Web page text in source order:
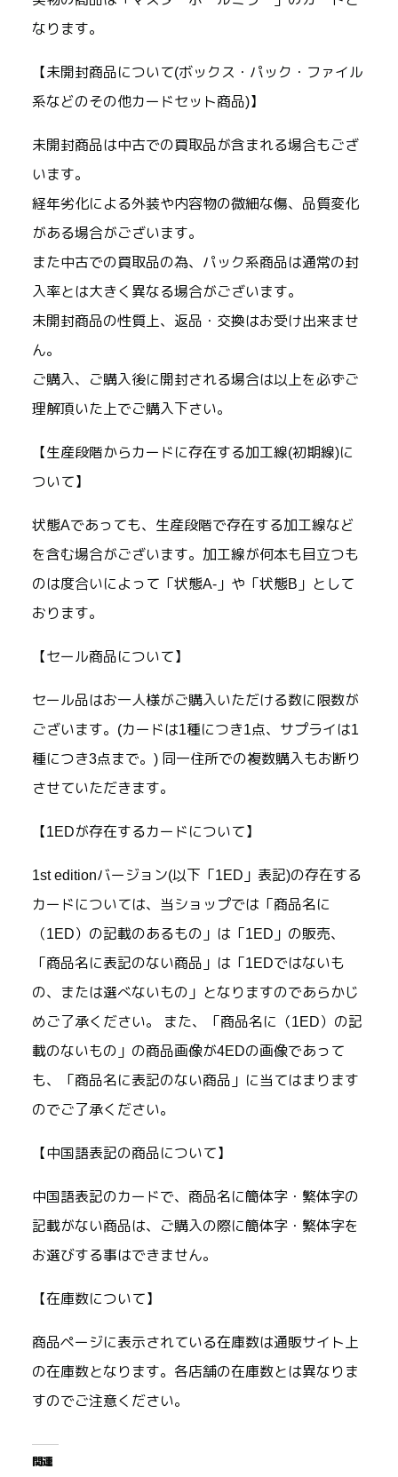
なります。
【未開封商品について(ボックス・パック・ファイル
系などのその他カードセット商品)】
未開封商品は中古での買取品が含まれる場合もござ
います。
経年劣化による外装や内容物の微細な傷、品質変化
がある場合がございます。
また中古での買取品の為、パック系商品は通常の封
入率とは大きく異なる場合がございます。
未開封商品の性質上、返品・交換はお受け出来ませ
ん。
ご購入、ご購入後に開封される場合は以上を必ずご
理解頂いた上でご購入下さい。
【生産段階からカードに存在する加工線(初期線)に
ついて】
状態Aであっても、生産段階で存在する加工線など
を含む場合がございます。加工線が何本も目立つも
のは度合いによって「状態A-」や「状態B」として
おります。
【セール商品について】
セール品はお一人様がご購入いただける数に限数が
ございます。(カードは1種につき1点、サプライは1
種につき3点まで。) 同一住所での複数購入もお断り
させていただきます。
【1EDが存在するカードについて】
1st editionバージョン(以下「1ED」表記)の存在する
カードについては、当ショップでは「商品名に
（1ED）の記載のあるもの」は「1ED」の販売、
「商品名に表記のない商品」は「1EDではないも
の、または選べないもの」となりますのであらかじ
めご了承ください。 また、「商品名に（1ED）の記
載のないもの」の商品画像が4EDの画像であって
も、「商品名に表記のない商品」に当てはまります
のでご了承ください。
【中国語表記の商品について】
中国語表記のカードで、商品名に簡体字・繁体字の
記載がない商品は、ご購入の際に簡体字・繁体字を
お選びする事はできません。
【在庫数について】
商品ページに表示されている在庫数は通販サイト上
の在庫数となります。各店舗の在庫数とは異なりま
すのでご注意ください。
関連